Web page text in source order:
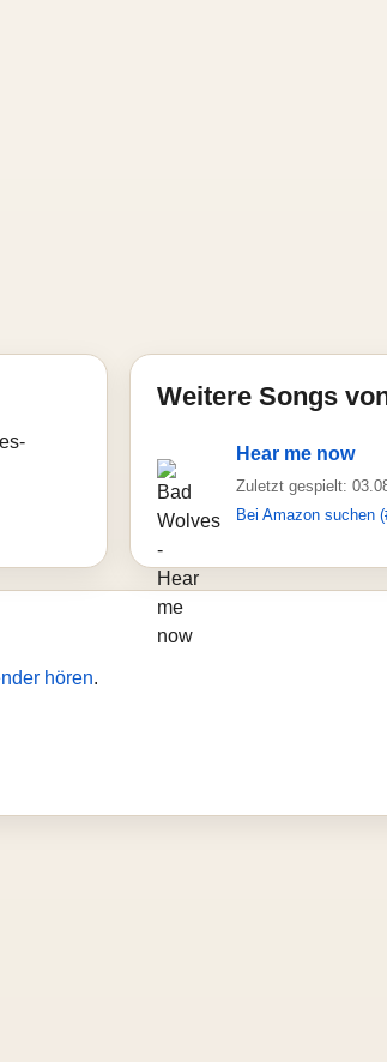
Weitere Songs
Hear me now
Zuletzt gespielt:
Bei Amazon suchen
hören.